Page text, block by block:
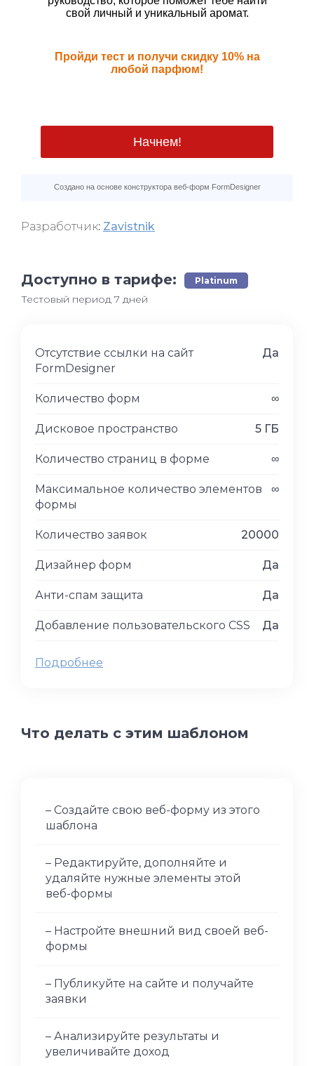
Разработчик: Zavistnik
Доступно в тарифе: Platinum
Тестовый период 7 дней
Отсутствие ссылки на сайт
FormDesigner
Да
Количество форм ∞
Дисковое пространство 5 ГБ
Количество страниц в форме ∞
Максимальное количество элементов
формы
∞
Количество заявок 20000
Дизайнер форм Да
Анти-спам защита Да
Добавление пользовательского CSS Да
Подробнее
Что делать с этим шаблоном
– Создайте свою веб-форму из этого
шаблона
– Редактируйте, дополняйте и
удаляйте нужные элементы этой
веб-формы
– Настройте внешний вид своей веб-
формы
– Публикуйте на сайте и получайте
заявки
– Анализируйте результаты и
увеличивайте доход